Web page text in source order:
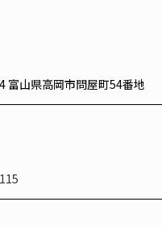
富山県高岡市問屋町54番地